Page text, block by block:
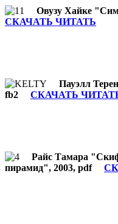
Овузу Хайке
СКАЧАТЬ ЧИТАТЬ
Пауэлл
fb2 СКАЧАТЬ
Райс Тамара
пирамид", 2003, pdf